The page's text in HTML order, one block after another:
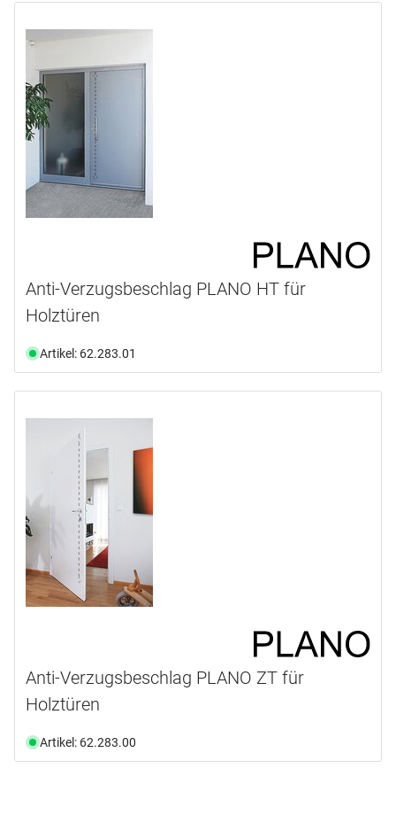
Anti-Verzugsbeschlag PLANO HT für
Holztüren
Artikel: 62.283.01
Anti-Verzugsbeschlag PLANO ZT für
Holztüren
Artikel: 62.283.00